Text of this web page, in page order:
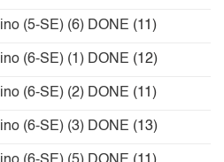
(5-SE) (6) DONE (11)
(6-SE) (1) DONE (12)
(6-SE) (2) DONE (11)
(6-SE) (3) DONE (13)